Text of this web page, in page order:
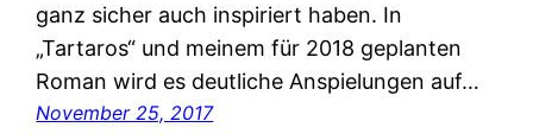
ganz sicher auch inspiriert haben. In
„Tartaros“ und meinem für 2018 geplanten
Roman wird es deutliche Anspielungen auf…
November 25, 2017